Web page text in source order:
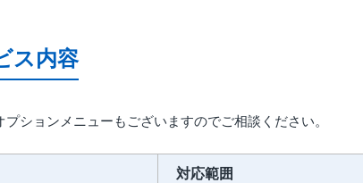
ス内容
ションメニューもございますのでご相談ください。
対応範囲